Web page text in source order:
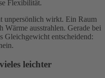
Flexibilität.
unpersönlich wirkt. Ein Raum
Wärme ausstrahlen. Gerade bei
Gleichgewicht entscheidend:
leichter